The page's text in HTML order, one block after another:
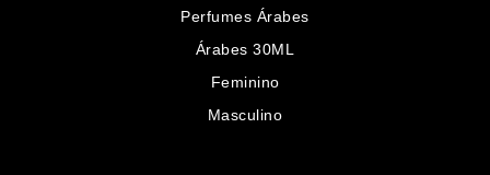
Perfumes Árabes
Árabes 30ML
Feminino
Masculino